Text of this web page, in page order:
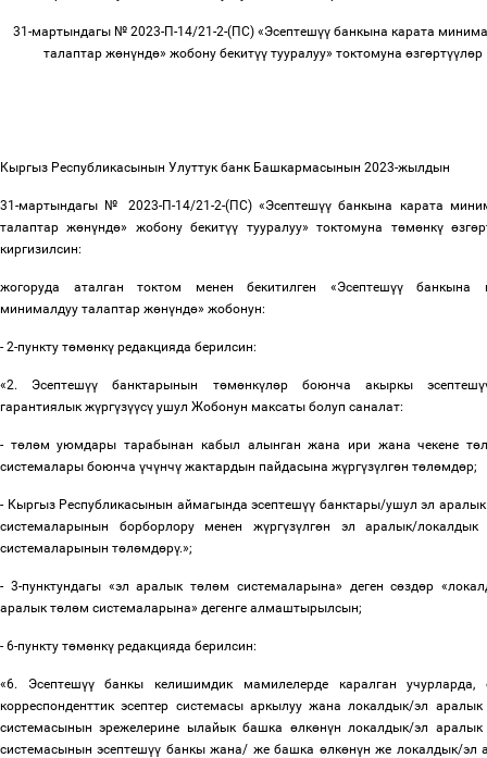
31-мартындагы № 2023-П-14/21-2-(ПС) «Эсептешүүбанкына карата
талаптар жөнүндө» жобону бекитүүтууралуу» токтомуна өзгөртүүлөр
Кыргыз Республикасынын Улуттук банк Башкармасынын 2023-жылдын
31-мартындагы № 2023-П-14/21-2-(ПС) «Эсептешүү банкына карата
талаптар жөнүндө» жобону бекитүү тууралуу» токтомуна төмөнкү өзгө
киргизилсин:
жогоруда аталган токтом менен бекитилген «Эсептешүүбанкына
минималдуу талаптар жөнүндө» жобонун:
- 2-пункту төмөнкү редакцияда берилсин:
«2. Эсептешүү банктарынын төмөнкүлөр боюнча акыркы эсептеш
гарантиялык жүргүзүүсү ушул Жобонун максаты болуп саналат:
- төлөм уюмдары тарабынан кабыл алынган жана ири жана чекене тө
системалары боюнча үчүнчү жактардын пайдасына жүргүзүлгөн төлөмдөр;
- Кыргыз Республикасынын аймагында эсептешүү банктары/ушул эл аралык
системаларынын борборлору менен жүргүзүлгөн эл аралык/локалдык
системаларынын төлөмдөрү.»;
- 3-пунктундагы «эл аралык төлөм системаларына» деген сөздөр
аралык төлөм системаларына» дегенге алмаштырылсын;
- 6-пункту төмөнкү редакцияда берилсин:
«6. Эсептешүүбанкы келишимдик мамилелерде каралган учурларда,
корреспонденттик эсептер системасы аркылуу жана локалдык/эл аралык
системасынын эрежелерине ылайык башка өлкөнүн локалдык/эл аралык
системасынын эсептешүү банкы жана/ же башка өлкөнүн же локалдык/эл